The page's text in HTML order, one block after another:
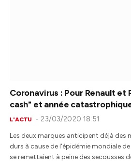
Coronavirus : Pour Renault et
cash" et année
L'ACTU 23/03/2020 18:51
Les deux marques anticipent déjà des
durs à cause de l'épidémie mondiale
se remettaient à peine des secousses